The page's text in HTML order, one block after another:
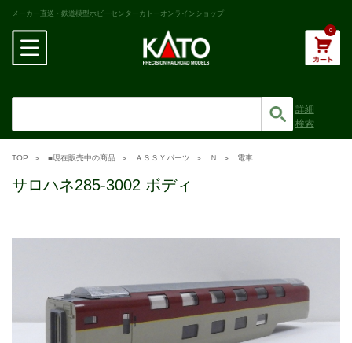
メーカー直送・鉄道模型ホビーセンターカトーオンラインショップ
0
詳細
検索
TOP ■現在販売中の商品 ＡＳＳＹパーツ Ｎ 電車
サロハネ285-3002 ボディ